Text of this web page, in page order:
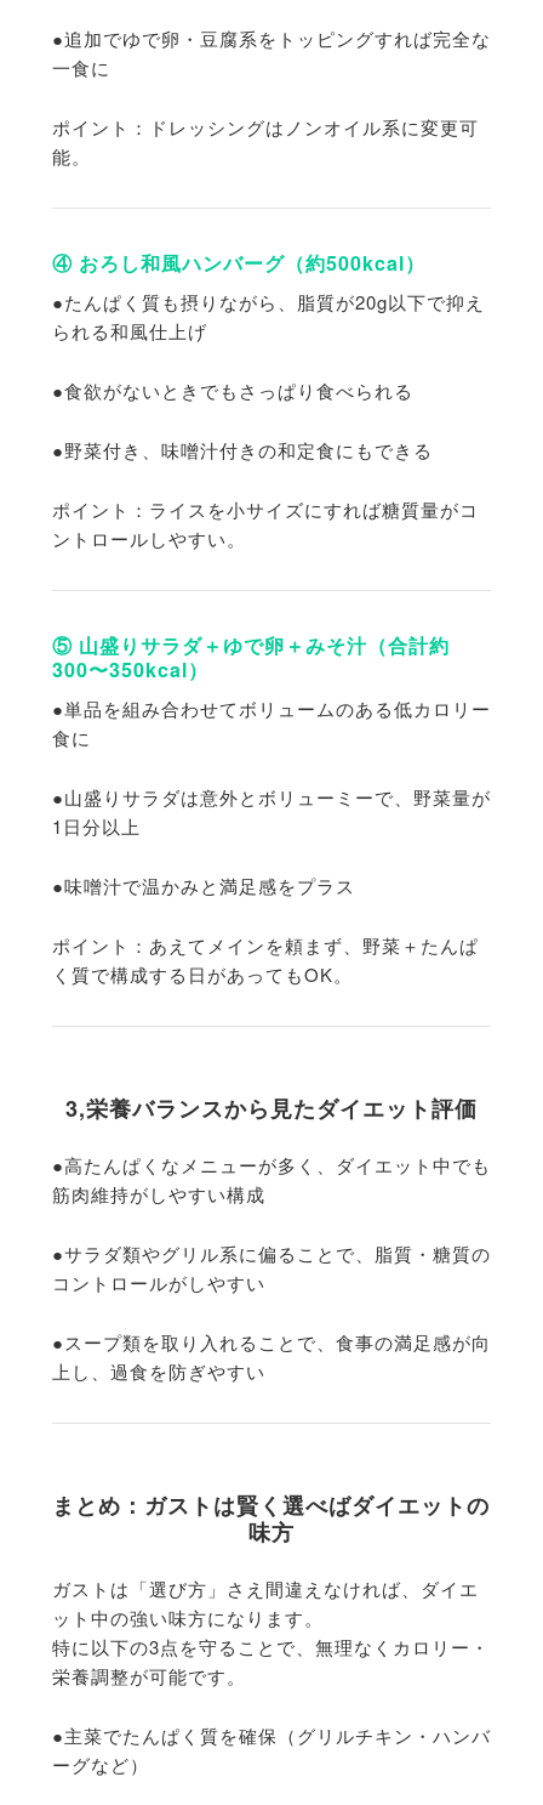
●追加でゆで卵・豆腐系をトッピングすれば完全な
一食に
ポイント：ドレッシングはノンオイル系に変更可
能。
④ おろし和風ハンバーグ（約500kcal）
●たんぱく質も摂りながら、 脂質が20g以下で抑え
られる和風仕上げ
●食欲がないときでもさっぱり食べられる
●野菜付き、味噌汁付きの和定食にもできる
ポイント： ライスを小サイズにすれば糖質量がコ
ントロールしやすい。
⑤ 山盛りサラダ＋ゆで卵＋みそ汁（合計約
300〜350kcal）
●単品を組み合わせてボリュームのある低カロリー
食に
●山盛りサラダは意外とボリューミーで、野菜量が
1日分以上
●味噌汁で温かみと満足感をプラス
ポイント：あえてメインを頼まず、野菜＋ たんぱ
く質で構成する日があってもOK。
3,栄養バランスから見たダイエット評価
●高たんぱくなメニューが多く、
ダイエット中でも
筋肉維持がしやすい構成
●サラダ類やグリル系に偏ることで、脂質・ 糖質の
コントロールがしやすい
●スープ類を取り入れることで、食事の満足感が向
上し、 過食を防ぎやすい
まとめ：ガストは賢く選べばダイエットの
味方
ガストは「選び方」さえ間違えなければ、
ダイエ
ット中の強い味方になります。
特に以下の3点を守ることで、無理なくカロリー・
栄養調整が可能です。
●主菜でたんぱく質を確保（グリルチキン・ハンバ
ーグなど）